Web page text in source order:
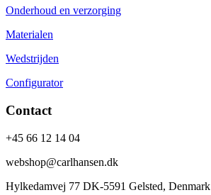
Onderhoud en verzorging
Materialen
Wedstrijden
Configurator
Contact
+45 66 12 14 04
webshop@carlhansen.dk
Hylkedamvej 77 DK-5591 Gelsted, Denmark